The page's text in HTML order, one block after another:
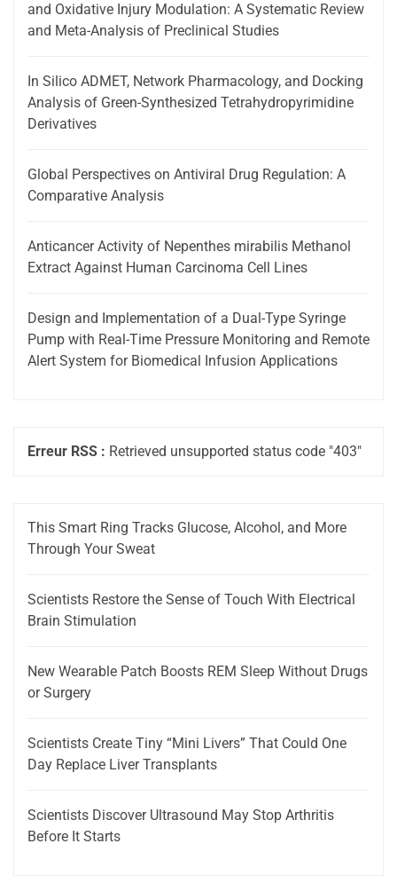
and Oxidative Injury Modulation: A Systematic Review
and Meta-Analysis of Preclinical Studies
In Silico ADMET, Network Pharmacology, and Docking
Analysis of Green-Synthesized Tetrahydropyrimidine
Derivatives
Global Perspectives on Antiviral Drug Regulation: A
Comparative Analysis
Anticancer Activity of Nepenthes mirabilis Methanol
Extract Against Human Carcinoma Cell Lines
Design and Implementation of a Dual-Type Syringe
Pump with Real-Time Pressure Monitoring and Remote
Alert System for Biomedical Infusion Applications
Erreur RSS : Retrieved unsupported status code "403"
This Smart Ring Tracks Glucose, Alcohol, and More
Through Your Sweat
Scientists Restore the Sense of Touch With Electrical
Brain Stimulation
New Wearable Patch Boosts REM Sleep Without Drugs
or Surgery
Scientists Create Tiny “Mini Livers” That Could One
Day Replace Liver Transplants
Scientists Discover Ultrasound May Stop Arthritis
Before It Starts